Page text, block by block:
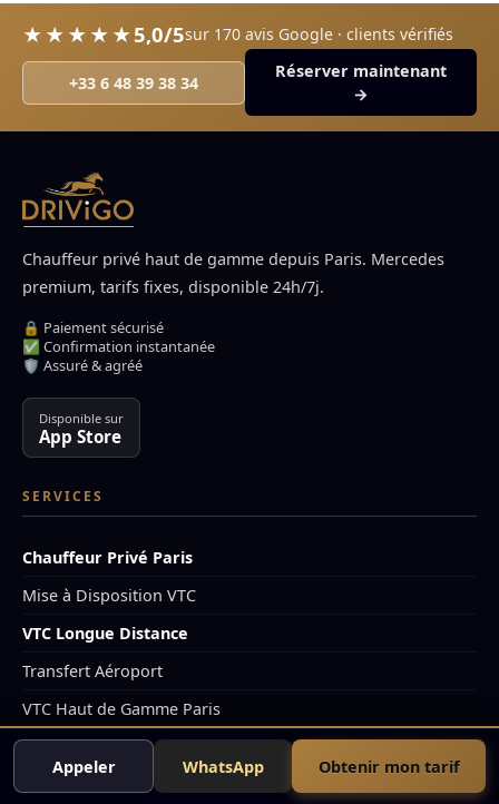
Appeler WhatsApp Obtenir mon tarif
★★★★★5,0/5sur 170 avis Google · clients vérifiés
+33 6 48 39 38 34
Réserver maintenant
→
Chauffeur privé haut de gamme depuis Paris. Mercedes
premium, tarifs fixes, disponible 24h/7j.
🔒 Paiement sécurisé
✅ Confirmation instantanée
🛡️ Assuré & agréé
Disponible sur
App Store
SERVICES
Chauffeur Privé Paris
Mise à Disposition VTC
VTC Longue Distance
Transfert Aéroport
VTC Haut de Gamme Paris
VTC Van 7 Places
VTC Disneyland Paris